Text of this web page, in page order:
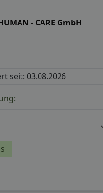
- CARE GmbH
seit: 03.08.2026